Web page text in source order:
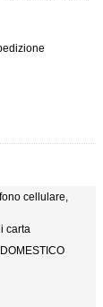
cellulare,
carta